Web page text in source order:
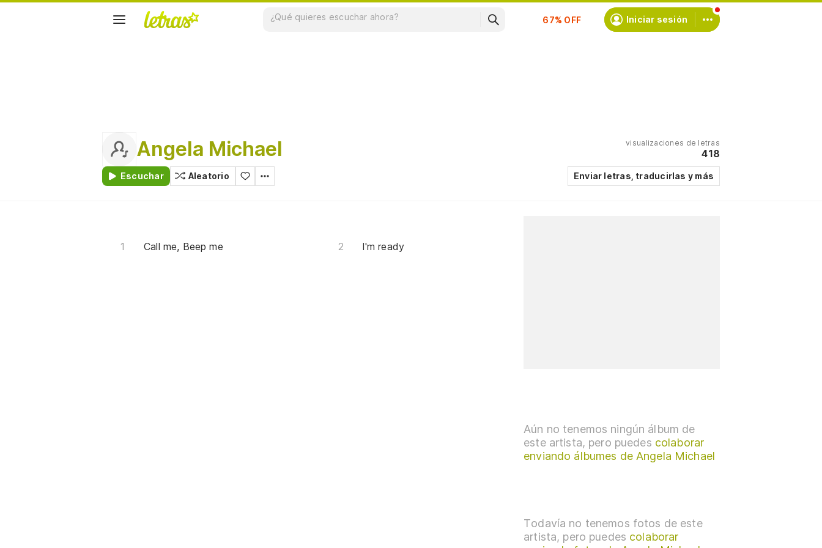
Suscríbete Iniciar sesión
Angela Michael
Escuchar Aleatorio
visualizaciones de letras
418
Enviar letras, traducirlas y más
Call me, Beep me I'm ready
Aún no tenemos ningún álbum de
este artista, pero puedes colaborar
enviando álbumes de Angela Michael
Todavía no tenemos fotos de este
artista, pero puedes colaborar